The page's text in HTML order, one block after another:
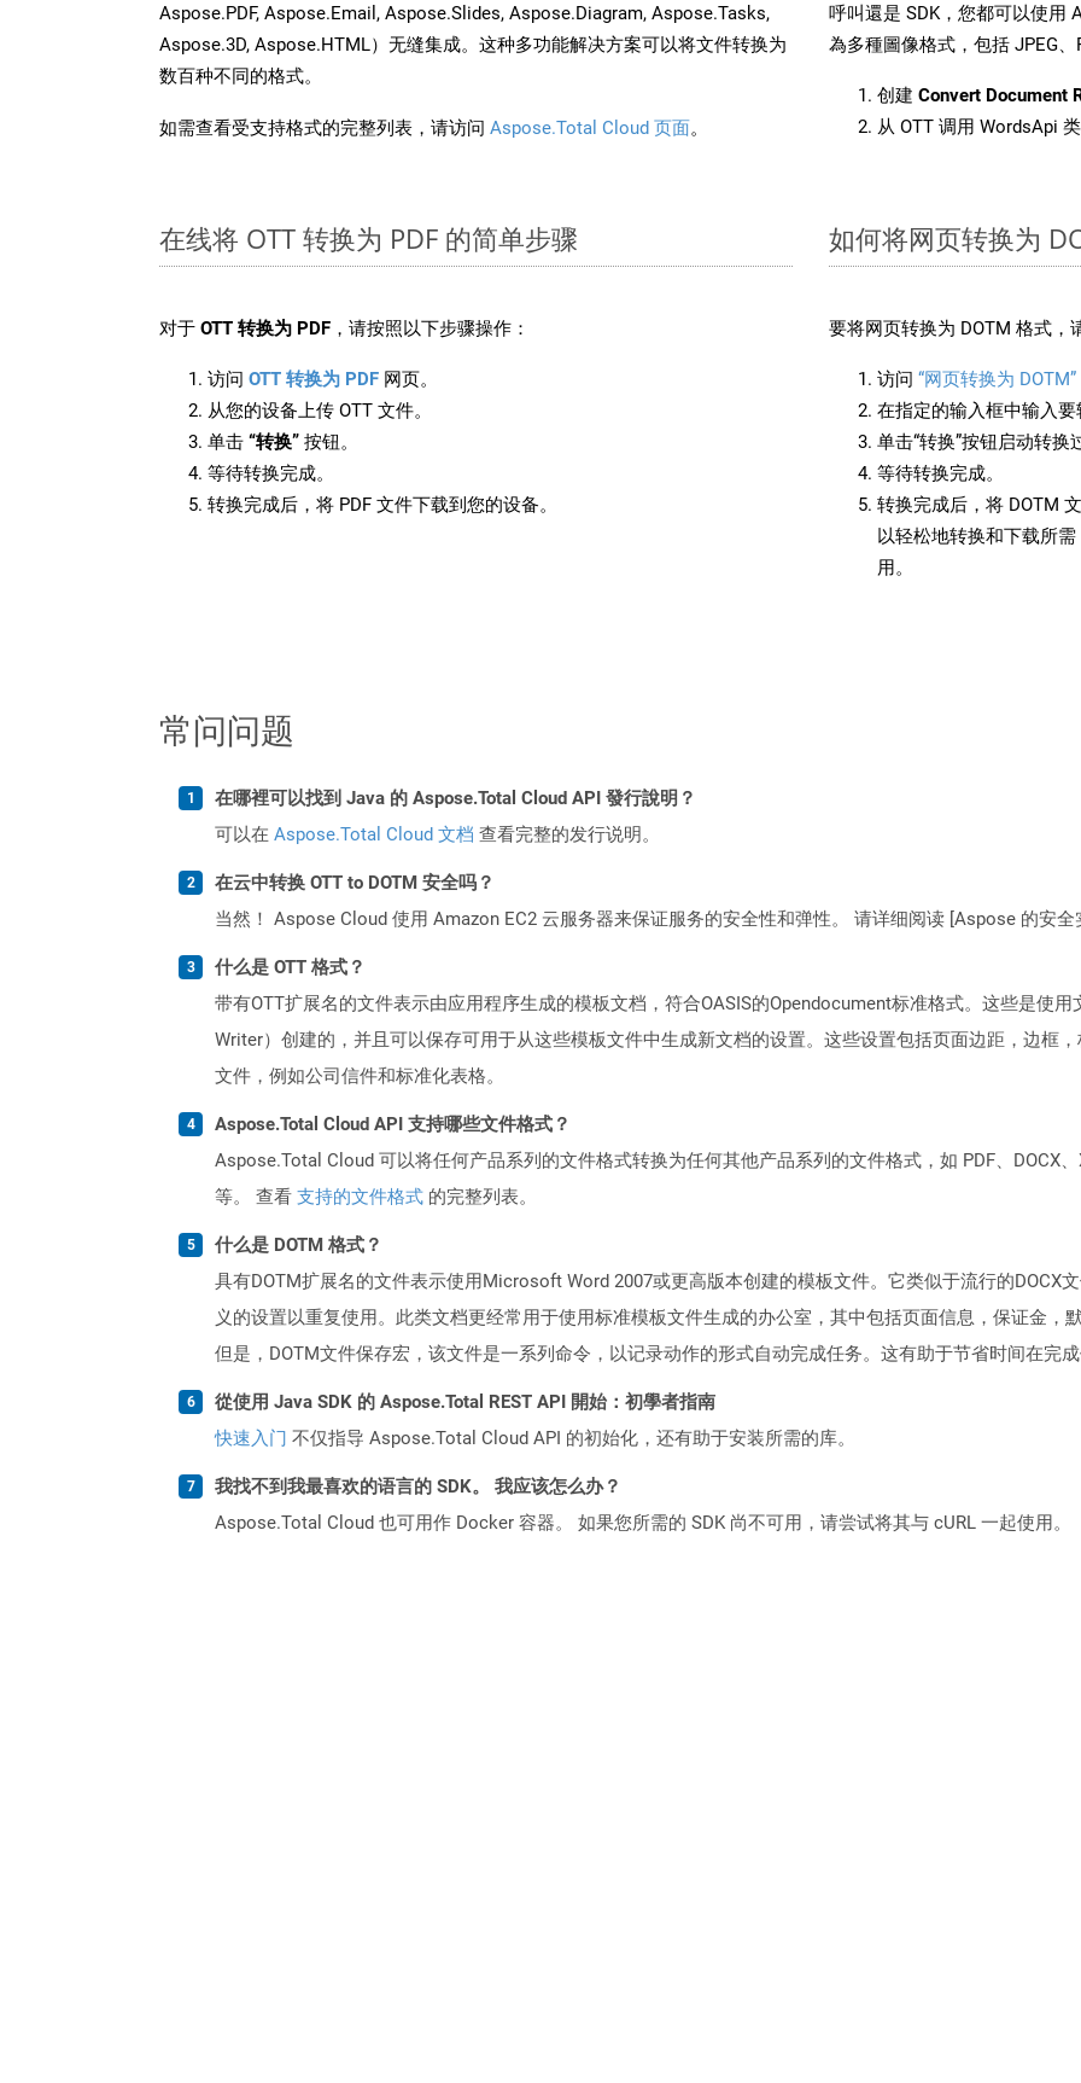
Aspose.PDF, Aspose.Email, Aspose.Slides, Aspose.Diagram, Aspose.Tasks,
Aspose.3D, Aspose.HTML）无缝集成。这种多功能解决方案可以将文件转换为
数百种不同的格式。
如需查看受支持格式的完整列表，请访问 Aspose.Total Cloud 页面。
呼叫還是 SDK，您都可以使用
為多種圖像格式，包括 JPEG、
创建 Convert Document
从 OTT 调用 WordsApi
在线将 OTT 转换为 PDF 的简单步骤
对于 OTT 转换为 PDF ，请按照以下步骤操作：
访问 OTT 转换为 PDF 网页。
从您的设备上传 OTT 文件。
单击 “转换” 按钮。
等待转换完成。
转换完成后，将 PDF 文件下载到您的设备。
如何将网页转换为
要将网页转换为 DOTM 格式，
访问 “网页转换为 DOTM”
在指定的输入框中输入要
单击“转换”按钮启动转换
等待转换完成。
转换完成后，将 DOTM
以轻松地转换和下载所
用。
常问问题
在哪裡可以找到 Java 的 Aspose.Total Cloud API 發行說明？
可以在 Aspose.Total Cloud 文档 查看完整的发行说明。
在云中转换 OTT to DOTM 安全吗？
当然！ Aspose Cloud 使用 Amazon EC2 云服务器来保证服务的安全性和弹性。 请详细阅读 [Aspose 的安
什么是 OTT 格式？
带有OTT扩展名的文件表示由应用程序生成的模板文档，符合OASIS的Opendocument标准格式。这些是使
Writer）创建的，并且可以保存可用于从这些模板文件中生成新文档的设置。这些设置包括页面边距，边框
文件，例如公司信件和标准化表格。
Aspose.Total Cloud API 支持哪些文件格式？
Aspose.Total Cloud 可以将任何产品系列的文件格式转换为任何其他产品系列的文件格式，如 PDF、DOCX
等。 查看 支持的文件格式 的完整列表。
什么是 DOTM 格式？
具有DOTM扩展名的文件表示使用Microsoft Word 2007或更高版本创建的模板文件。它类似于流行的DOCX
义的设置以重复使用。此类文档更经常用于使用标准模板文件生成的办公室，其中包括页面信息，保证金，
但是，DOTM文件保存宏，该文件是一系列命令，以记录动作的形式自动完成任务。这有助于节省时间在完成
從使用 Java SDK 的 Aspose.Total REST API 開始：初學者指南
快速入门 不仅指导 Aspose.Total Cloud API 的初始化，还有助于安装所需的库。
我找不到我最喜欢的语言的 SDK。 我应该怎么办？
Aspose.Total Cloud 也可用作 Docker 容器。 如果您所需的 SDK 尚不可用，请尝试将其与 cURL 一起使用。